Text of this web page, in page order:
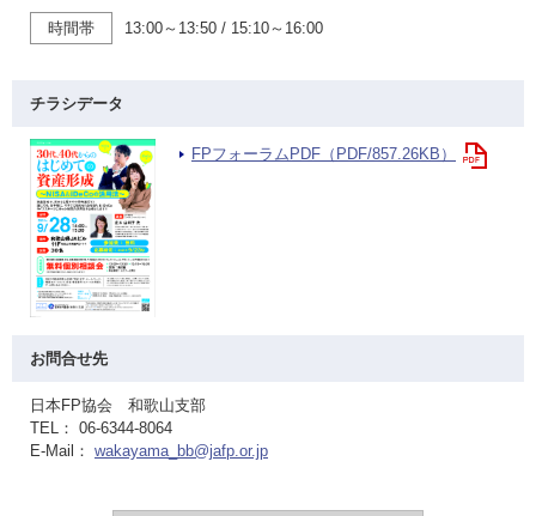
時間帯 13:00～13:50 / 15:10～16:00
チラシデータ
FPフォーラムPDF（PDF/857.26KB）
お問合せ先
日本FP協会 和歌山支部
TEL： 06-6344-8064
E-Mail： wakayama_bb@jafp.or.jp